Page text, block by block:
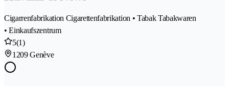
Cigarrenfabrikation Cigarettenfabrikation • Tabak Tabakwaren
• Einkaufszentrum
5(1)
1209 Genève